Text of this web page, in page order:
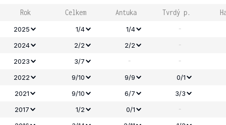
Rok Celkem Antuka Tvrdý p.
2025 1/4 1/4 -
2024 2/2 2/2 -
2023 3/7 - -
2022 9/10 9/9
0/1
2021
9/10 6/7
3/3
2017
1/2 0/1 -